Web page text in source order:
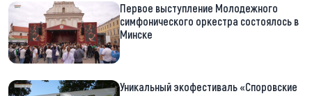
Первое выступление Молодежного
симфонического оркестра состоялось в
Минске
Уникальный экофестиваль «Споровские